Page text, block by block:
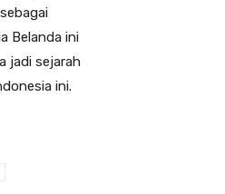
Belanda ini
jadi sejarah
ini.